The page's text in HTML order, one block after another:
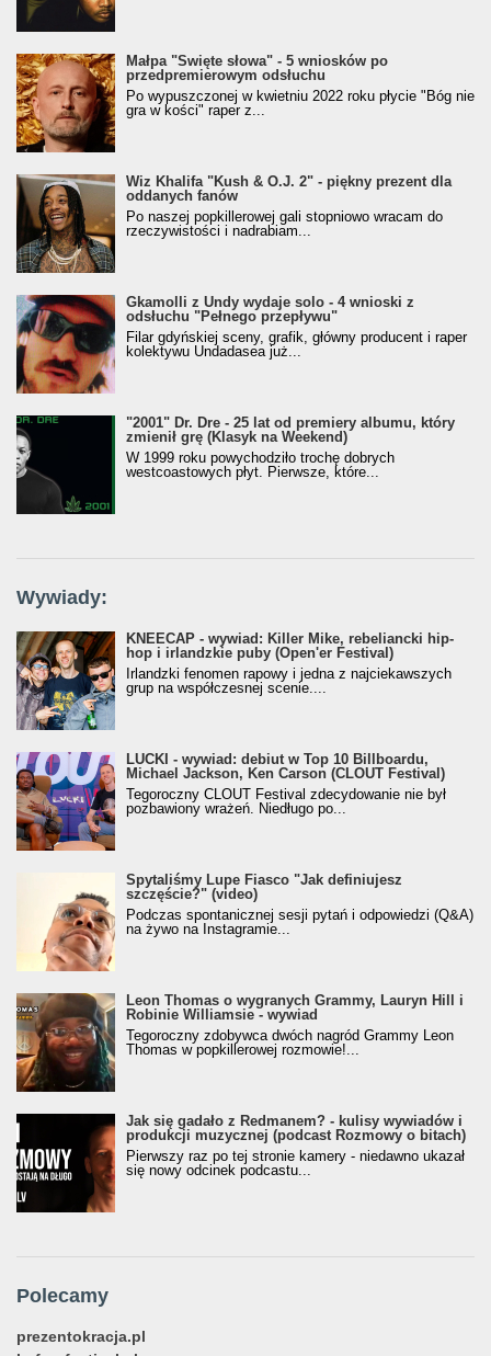
Małpa "Święte słowa" - 5 wniosków po
przedpremierowym odsłuchu
Po wypuszczonej w kwietniu 2022 roku płycie "Bóg nie
gra w kości" raper z...
Wiz Khalifa "Kush & O.J. 2" - piękny prezent dla
oddanych fanów
Po naszej popkillerowej gali stopniowo wracam do
rzeczywistości i nadrabiam...
Gkamolli z Undy wydaje solo - 4 wnioski z
odsłuchu "Pełnego przepływu"
Filar gdyńskiej sceny, grafik, główny producent i raper
kolektywu Undadasea już...
"2001" Dr. Dre - 25 lat od premiery albumu, który
zmienił grę (Klasyk na Weekend)
W 1999 roku powychodziło trochę dobrych
westcoastowych płyt. Pierwsze, które...
Wywiady:
KNEECAP - wywiad: Killer Mike, rebeliancki hip-
hop i irlandzkie puby (Open'er Festival)
Irlandzki fenomen rapowy i jedna z najciekawszych
grup na współczesnej scenie....
LUCKI - wywiad: debiut w Top 10 Billboardu,
Michael Jackson, Ken Carson (CLOUT Festival)
Tegoroczny CLOUT Festival zdecydowanie nie był
pozbawiony wrażeń. Niedługo po...
Spytaliśmy Lupe Fiasco "Jak definiujesz
szczęście?" (video)
Podczas spontanicznej sesji pytań i odpowiedzi (Q&A)
na żywo na Instagramie...
Leon Thomas o wygranych Grammy, Lauryn Hill i
Robinie Williamsie - wywiad
Tegoroczny zdobywca dwóch nagród Grammy Leon
Thomas w popkillerowej rozmowie!...
Jak się gadało z Redmanem? - kulisy wywiadów i
produkcji muzycznej (podcast Rozmowy o bitach)
Pierwszy raz po tej stronie kamery - niedawno ukazał
się nowy odcinek podcastu...
Polecamy
prezentokracja.pl